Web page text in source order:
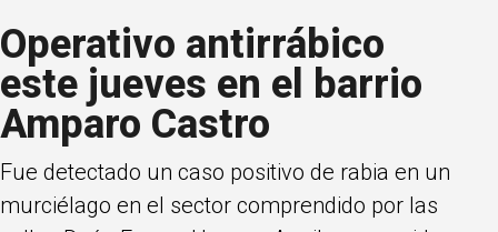
Operativo antirrábico
este jueves en el barrio
Amparo Castro
Fue detectado un caso positivo de rabia en un
murciélago en el sector comprendido por las